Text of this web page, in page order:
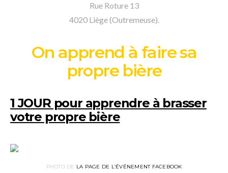
Rue Roture 13
4020 Liège (Outremeuse).
On apprend à faire sa
propre bière
1 JOUR pour apprendre à brasser
votre propre bière
PHOTO DE LA PAGE DE L’ÉVÉNEMENT FACEBOOK